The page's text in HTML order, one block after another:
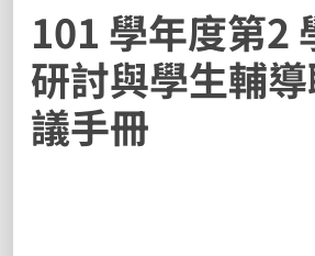
101 學年度第2
研討與學生輔
議手冊